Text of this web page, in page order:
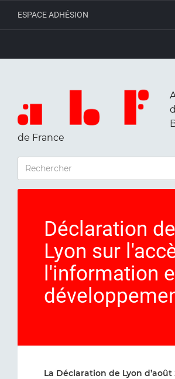
ESPACE ADHÉSION
de France
RECHERCHER
Déclaration de
Lyon sur
l'information
La Déclaration de Lyon d’août